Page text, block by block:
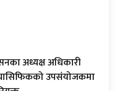
अध्यक्ष अधिकारी
उपसंयोजकमा